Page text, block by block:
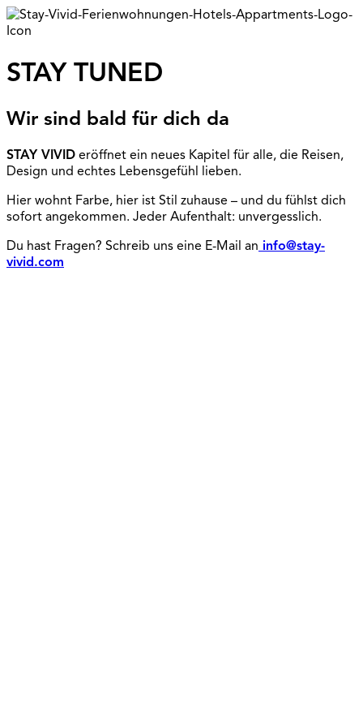
STAY TUNED
Wir sind bald für dich da
STAY VIVID eröffnet ein neues Kapitel für alle, die Reisen,
Design und echtes Lebensgefühl lieben.
Hier wohnt Farbe, hier ist Stil zuhause – und du fühlst dich
sofort angekommen. Jeder Aufenthalt: unvergesslich.
Du hast Fragen? Schreib uns eine E-Mail an info@stay-
vivid.com